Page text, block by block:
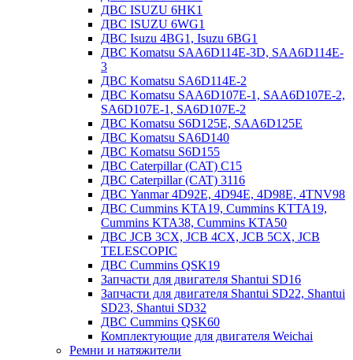
ДВС ISUZU 6HK1
ДВС ISUZU 6WG1
ДВС Isuzu 4BG1, Isuzu 6BG1
ДВС Komatsu SAA6D114E-3D, SAA6D114E-
3
ДВС Komatsu SA6D114E-2
ДВС Komatsu SAA6D107E-1, SAA6D107E-2,
SA6D107E-1, SA6D107E-2
ДВС Komatsu S6D125E, SAA6D125E
ДВС Komatsu SA6D140
ДВС Komatsu S6D155
ДВС Caterpillar (CAT) C15
ДВС Caterpillar (CAT) 3116
ДВС Yanmar 4D92E, 4D94E, 4D98E, 4TNV98
ДВС Cummins KTA19, Cummins KTTA19,
Cummins KTA38, Cummins KTA50
ДВС JCB 3CX, JCB 4CX, JCB 5CX, JCB
TELESCOPIC
ДВС Cummins QSK19
Запчасти для двигателя Shantui SD16
Запчасти для двигателя Shantui SD22, Shantui
SD23, Shantui SD32
ДВС Cummins QSK60
Комплектующие для двигателя Weichai
Ремни и натяжители